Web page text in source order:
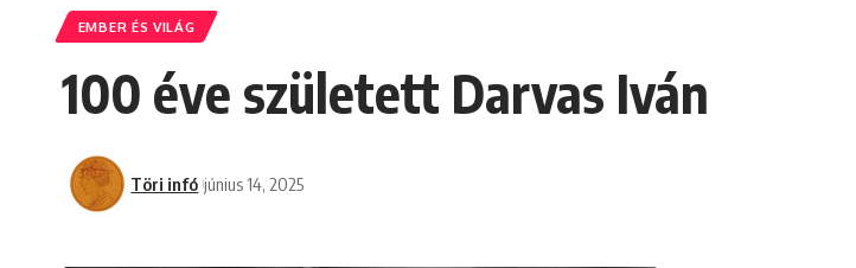
EMBER ÉS VILÁG
100 éve született Darvas Iván
Töri infó június 14, 2025